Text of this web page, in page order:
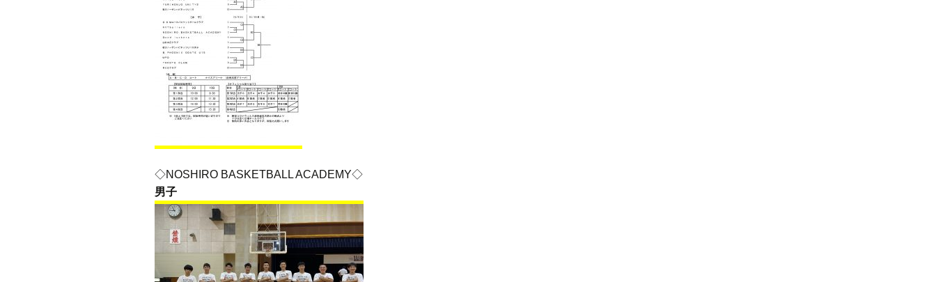
◇NOSHIRO BASKETBALL ACADEMY◇
男子